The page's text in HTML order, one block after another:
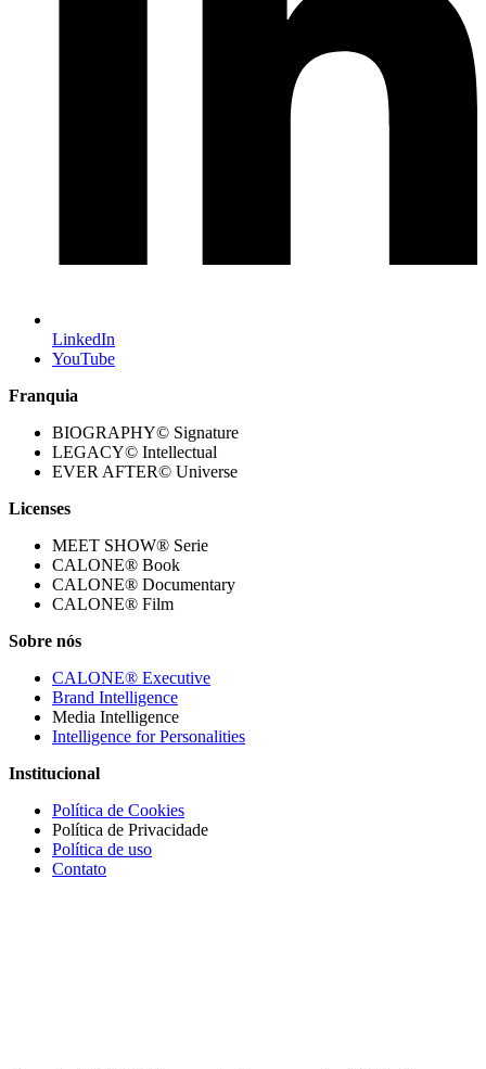
LinkedIn
YouTube
Franquia
BIOGRAPHY© Signature
LEGACY© Intellectual
EVER AFTER© Universe
Licenses
MEET SHOW® Serie
CALONE® Book
CALONE® Documentary
CALONE® Film
Sobre nós
CALONE® Executive
Brand Intelligence
Media Intelligence
Intelligence for Personalities
Institucional
Política de Cookies
Política de Privacidade
Política de uso
Contato